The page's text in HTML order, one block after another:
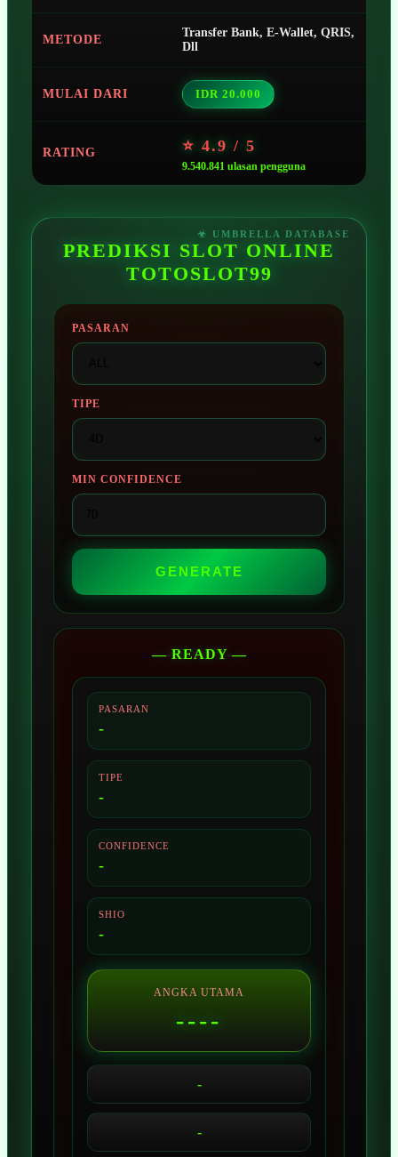
METODE
Transfer Bank, E-Wallet, QRIS,
Dll
MULAI DARI IDR 20.000
RATING ⭐ 4.9 / 5
9.540.841 ulasan pengguna
PREDIKSI SLOT ONLINE
TOTOSLOT99
PASARAN
TIPE
MIN CONFIDENCE
GENERATE
— READY —
PASARAN
-
TIPE
-
CONFIDENCE
-
SHIO
-
ANGKA UTAMA
----
-
-